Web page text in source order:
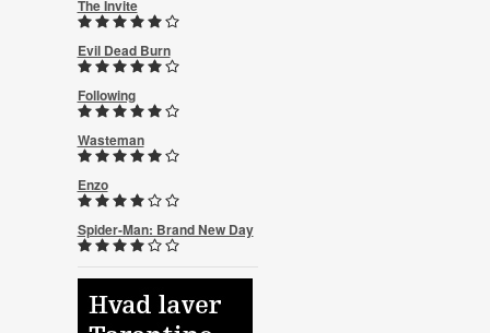
The Invite
Evil Dead Burn
Following
Wasteman
Enzo
Spider-Man: Brand New Day